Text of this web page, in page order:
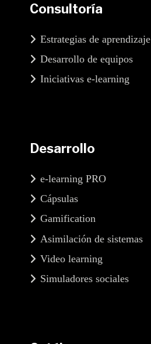
Desarrollo
e-learning PRO
Cápsulas
Gamification
Asimilación de sistemas
Video learning
Simuladores sociales
Consultoría
Estrategias de aprendizaje
Desarrollo de equipos
Iniciativas e-learning